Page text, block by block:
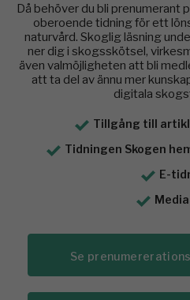
Då behöver du bli prenumerant
oberoende tidning för ett
naturvård. Skoglig läsning
ner dig i skogsskötsel,
även valmöjligheten att bli
att ta del av ännu mer
digitala
Tillgång till
Tidningen Skogen
E-
Se